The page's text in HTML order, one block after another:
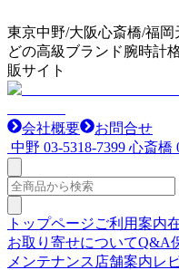
東京中野/大阪心斎橋/福
どの高級ブランド腕時計
販サイト
会社概要
お問合せ
中野 03-5318-7399 心斎橋
トップページご利用案内
お取り寄せについてQ&A
メンテナンス 店舗案内レ